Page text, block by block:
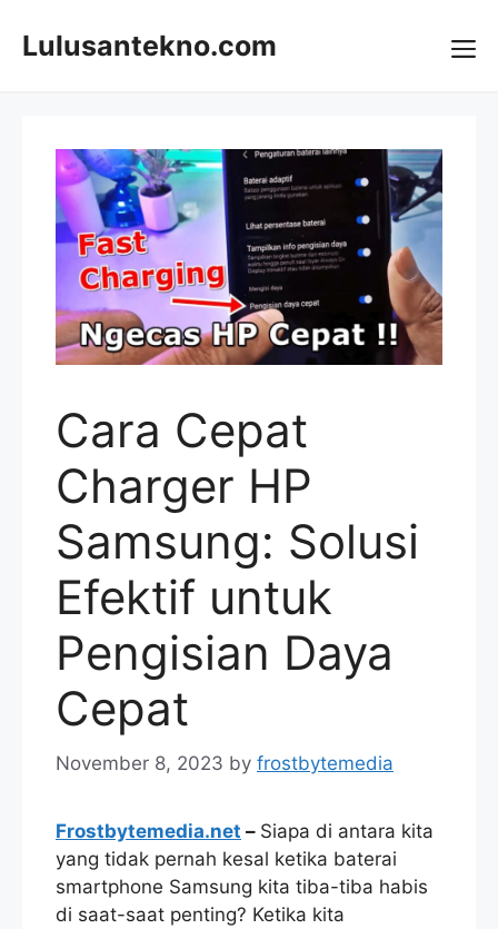
Lulusantekno.com
Cara Cepat
Charger HP
Samsung: Solusi
Efektif untuk
Pengisian Daya
Cepat
November 8, 2023 by frostbytemedia
Frostbytemedia.net – Siapa di antara kita
yang tidak pernah kesal ketika baterai
smartphone Samsung kita tiba-tiba habis
di saat-saat penting? Ketika kita